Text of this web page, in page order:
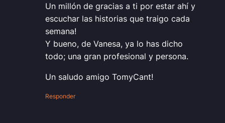
Un millón de gracias a ti por estar ahí y
escuchar las historias que traigo cada
semana!
Y bueno, de Vanesa, ya lo has dicho
todo; una gran profesional y persona.
Un saludo amigo TomyCant!
Responder